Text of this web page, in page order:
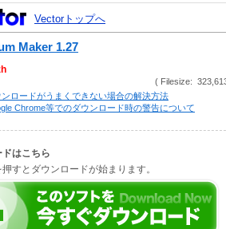
Vectorトップへ
Maker 1.27
( Filesize:
ンロードがうまくできない場合の解決方法
Chrome等でのダウンロード時の警告について
はこちら
すとダウンロードが始まります。